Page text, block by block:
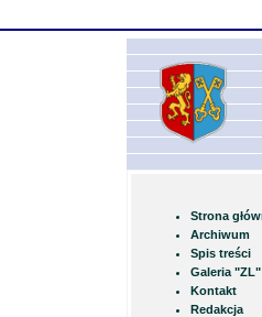
Strona
Archiwum
Spis treści
Galeria "ZL"
Kontakt
Redakcja